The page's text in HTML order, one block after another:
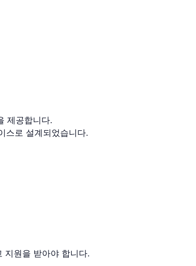
제공합니다.
스로 설계되었습니다.
지원을 받아야 합니다.